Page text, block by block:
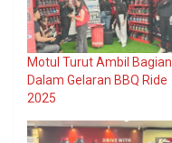
Motul Turut Ambil Bagian
Dalam Gelaran BBQ Ride
2025